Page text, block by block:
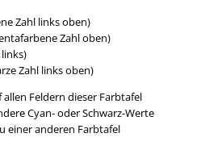
Zahl links oben)
Zahl oben)
links)
Zahl links oben)
Feldern dieser Farbtafel
Cyan- oder Schwarz-Werte
einer anderen Farbtafel